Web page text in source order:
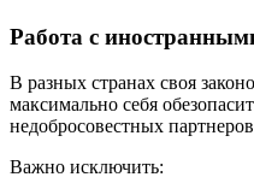
Работа с
В разных странах своя
максимально себя
недобросовестных
Важно исключить: